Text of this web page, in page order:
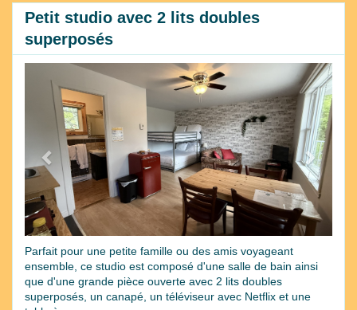
Petit studio avec 2 lits doubles
superposés
Previous
Next
Parfait pour une petite famille ou des amis voyageant
ensemble, ce studio est composé d'une salle de bain ainsi
que d'une grande pièce ouverte avec 2 lits doubles
superposés, un canapé, un téléviseur avec Netflix et une